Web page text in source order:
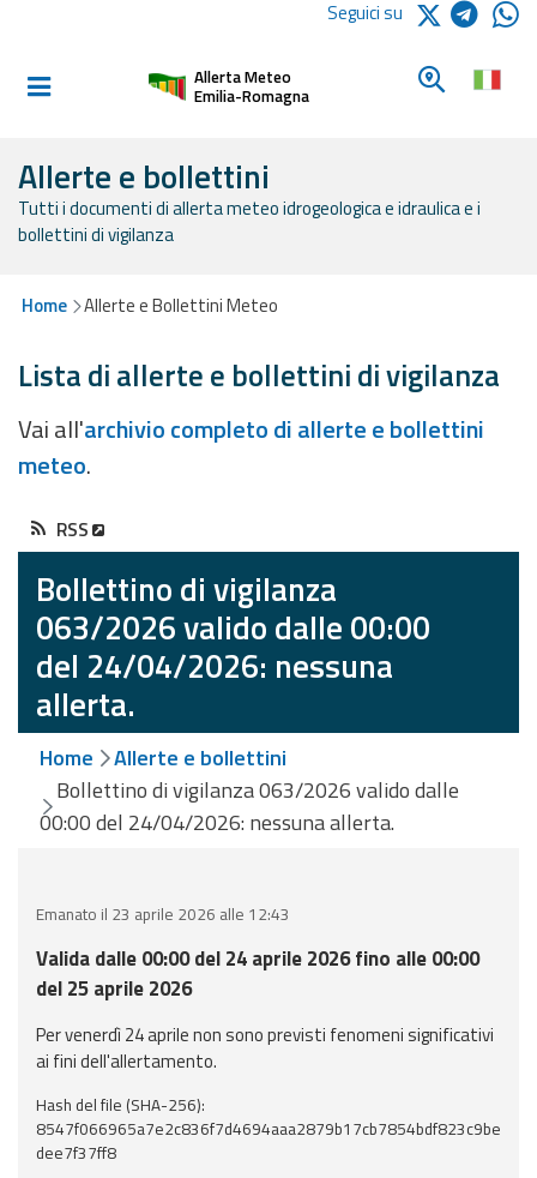
Informati e
Allerte E
Bollettini
Allerte e
Bollettini
Valanghe
Monitoraggio
eventi
Previsioni e dati
Previsioni meteo e
marine
Dati osservati
Radar meteo
Strumenti
Operativi
Report
Aggiornamenti
Seguici su
Allerta Meteo
Emilia-Romagna
Cerca un
Allerte e bollettini
Tutti i documenti di allerta meteo idrogeologica e idraulica e i
bollettini di vigilanza
Home Allerte e Bollettini Meteo
Lista di allerte e bollettini di vigilanza
Vai all'archivio completo di allerte e bollettini
meteo.
RSS
Bollettino di vigilanza
063/2026 valido dalle 00:00
del 24/04/2026: nessuna
allerta.
Home
Allerte e bollettini
Bollettino di vigilanza 063/2026 valido dalle
00:00 del 24/04/2026: nessuna allerta.
Emanato il 23 aprile 2026 alle 12:43
Valida dalle 00:00 del 24 aprile 2026 fino alle 00:00
del 25 aprile 2026
Per venerdì 24 aprile non sono previsti fenomeni significativi
ai fini dell'allertamento.
Hash del file (SHA-256):
8547f066965a7e2c836f7d4694aaa2879b17cb7854bdf823c9be
dee7f37ff8